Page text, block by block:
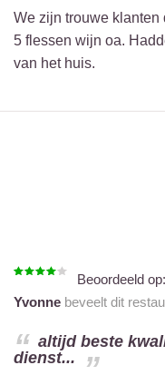
We zijn trouwe klanten
5 flessen wijn oa.
van het huis.
Beoordeeld op:
Yvonne beveelt dit
altijd beste
dienst...